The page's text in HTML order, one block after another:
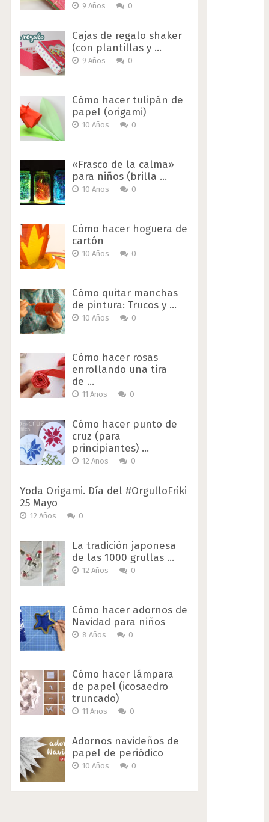
9 Años 0
Cajas de regalo shaker
(con plantillas y …
9 Años 0
Cómo hacer tulipán de
papel (origami)
10 Años 0
«Frasco de la calma»
para niños (brilla …
10 Años 0
Cómo hacer hoguera de
cartón
10 Años 0
Cómo quitar manchas
de pintura: Trucos y …
10 Años 0
Cómo hacer rosas
enrollando una tira
de …
11 Años 0
Cómo hacer punto de
cruz (para
principiantes) …
12 Años 0
Yoda Origami. Día del #OrgulloFriki
25 Mayo
12 Años 0
La tradición japonesa
de las 1000 grullas …
12 Años 0
Cómo hacer adornos de
Navidad para niños
8 Años 0
Cómo hacer lámpara
de papel (icosaedro
truncado)
11 Años 0
Adornos navideños de
papel de periódico
10 Años 0